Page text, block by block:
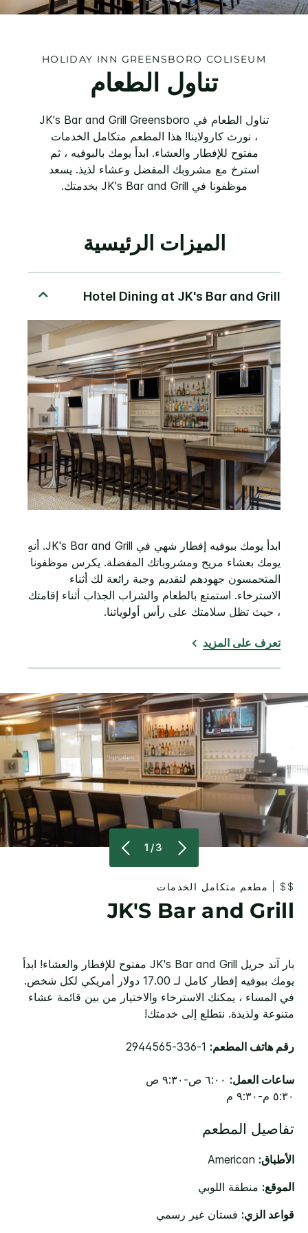
HOLIDAY INN GREENSBORO COLISEUM
تناول الطعام
تناول الطعام في JK's Bar and Grill Greensboro
، نورث كارولاينا! هذا المطعم متكامل الخدمات
مفتوح للإفطار والعشاء. ابدأ يومك بالبوفيه ، ثم
استرخ مع مشروبك المفضل وعشاء لذيذ. يسعد
موظفونا في JK's Bar and Grill بخدمتك.
الميزات الرئيسية
ابدأ يومك ببوفيه إفطار شهي في JK's Bar and Grill. أنهِ
يومك بعشاء مريح ومشروباتك المفضلة. يكرس موظفونا
المتحمسون جهودهم لتقديم وجبة رائعة لك أثناء
الاسترخاء. استمتع بالطعام والشراب الجذاب أثناء إقامتك
، حيث تظل سلامتك على رأس أولوياتنا.
تعرف على المزيد
1/3
$$ مطعم متكامل الخدمات
JK'S Bar and Grill
بار آند جريل JK's Bar and Grill مفتوح للإفطار والعشاء! ابدأ
يومك ببوفيه إفطار كامل لـ 17.00 دولار أمريكي لكل شخص.
في المساء ، يمكنك الاسترخاء والاختيار من بين قائمة عشاء
متنوعة ولذيذة. نتطلع إلى خدمتك!
رقم هاتف المطعم:
ساعات العمل:
٥:٣٠ م-٩:٣٠ م
تفاصيل المطعم
الأطباق:
الموقع: منطقة اللوبي
قواعد الزي: فستان غير رسمي